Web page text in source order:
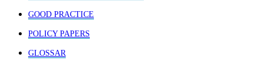
GOOD PRACTICE
POLICY PAPERS
GLOSSAR